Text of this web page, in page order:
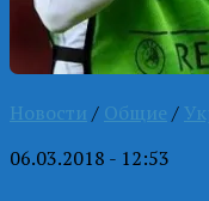
Новости / Общие /
06.03.2018 - 12:53